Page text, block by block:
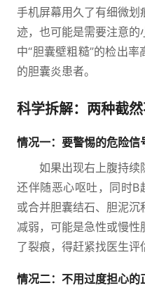
手机屏幕用久了有细微
迹，也可能是需要注意
中“胆囊壁粗糙”的检出
的胆囊炎患者。
科学拆解：两种截
情况一：要警惕的危险信
如果出现右上腹持续
还伴随恶心呕吐，同时B
或合并胆囊结石、胆泥
减弱，可能是急性或慢
了裂痕，得赶紧找医生评
情况二：不用过度担心的